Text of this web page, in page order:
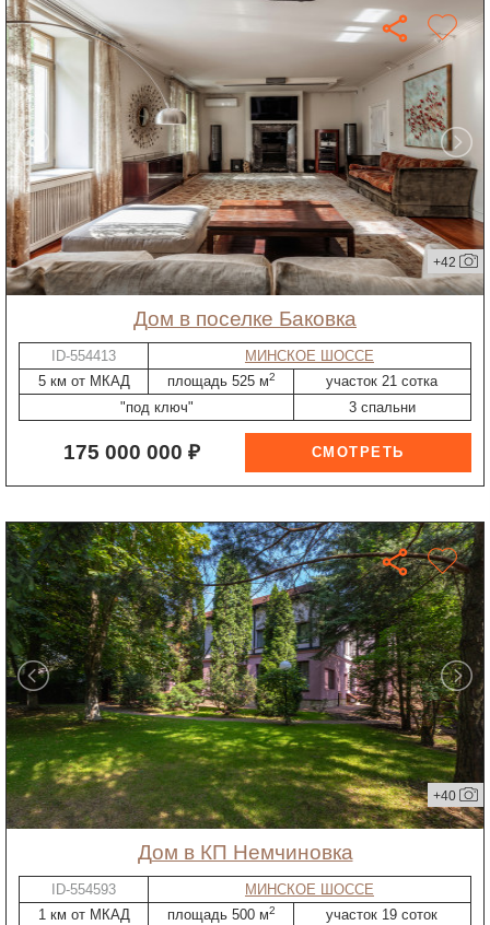
+42
дом в поселке Баковка
ID-554413
МИНСКОЕ ШОССЕ
5 км от МКАД
площадь 525 м2
участок 21 сотка
"под ключ"
3 спальни
175 000 000 ₽
+40
дом в КП Немчиновка
ID-554593
МИНСКОЕ ШОССЕ
1 км от МКАД
площадь 500 м2
участок 19 соток